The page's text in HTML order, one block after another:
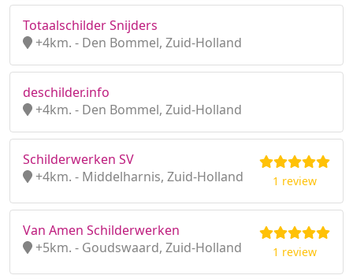
Totaalschilder Snijders
+4km. - Den Bommel, Zuid-Holland
deschilder.info
+4km. - Den Bommel, Zuid-Holland
Schilderwerken SV
+4km. - Middelharnis, Zuid-Holland
1 review
Van Amen Schilderwerken
+5km. - Goudswaard, Zuid-Holland
1 review